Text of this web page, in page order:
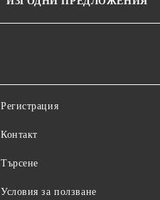
Регистрация
Контакт
Търсене
Условия за ползване